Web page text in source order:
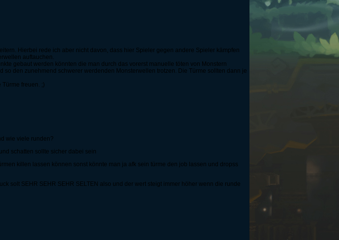
Hierbei rede ich aber nicht davon, dass hier Spieler gegen andere Spieler kämpfen
auftauchen.
gebaut werden könnten die man durch das vorerst manuelle töten von Monstern
den zunehmend schwerer werdenden Monsterwellen trotzen. Die Türme sollten dann je
Türme freuen. ;)
wie viele runden?
schatten sollte sicher dabei sein
killen lassen können sonst könnte man ja afk sein türme den job lassen und dropss
solt SEHR SEHR SEHR SELTEN also und der wert steigt immer höher wenn die runde